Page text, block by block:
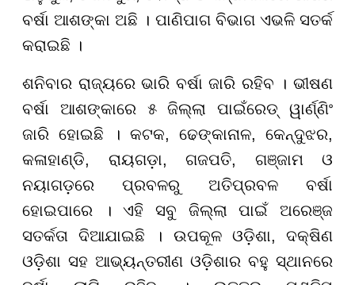
ବର୍ଷା ଆଶଙ୍କା ଅଛି । ପାଣିପାଗ ବିଭାଗ ଏଭଳି ସତର୍କ
କରାଇଛି ।
ଶନିବାର ରାଜ୍ୟରେ ଭାରି ବର୍ଷା ଜାରି ରହିବ । ଭୀଷଣ
ବର୍ଷା ଆଶଙ୍କାରେ ୫ ଜିଲ୍ଲା ପାଇଁରେଡ୍ ୱାର୍ଣ୍ଣିଂ
ଜାରି ହୋଇଛି । କଟକ, ଢେଙ୍କାନାଳ, କେନ୍ଦୁଝର,
କଳାହାଣ୍ଡି, ରାୟଗଡ଼ା, ଗଜପତି, ଗଞ୍ଜାମ ଓ
ନୟାଗଡ଼ରେ ପ୍ରବଳରୁ ଅତିପ୍ରବଳ ବର୍ଷା
ହୋଇପାରେ । ଏହି ସବୁ ଜିଲ୍ଲା ପାଇଁ ଅରେଞ୍ଜ
ସତର୍କତା ଦିଆଯାଇଛି । ଉପକୂଳ ଓଡ଼ିଶା, ଦକ୍ଷିଣ
ଓଡ଼ିଶା ସହ ଆଭ୍ୟନ୍ତରୀଣ ଓଡ଼ିଶାର ବହୁ ସ୍ଥାନରେ